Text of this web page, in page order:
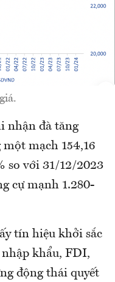
nhận đà tăng
mạch 154,16
so với 31/12/2023
cự mạnh 1.280-
tín hiệu khởi sắc
khẩu, FDI,
động thái quyết